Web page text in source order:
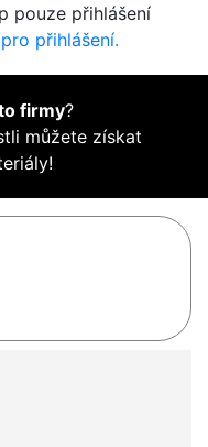
pouze přihlášení
přihlášení.
firmy?
můžete získat